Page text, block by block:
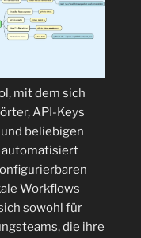
mit dem sich
API-Keys
beliebigen
automatisiert
Workflows
sowohl für
die ihre